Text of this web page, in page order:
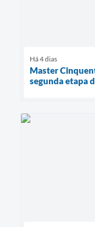
Há 4 dias
Master
segunda etapa